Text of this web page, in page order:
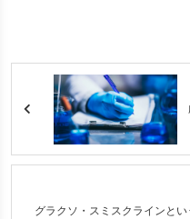
グラクソ・スミスクラインとい